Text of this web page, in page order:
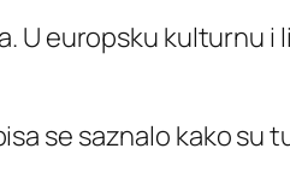
U europsku kulturnu
se saznalo kako su